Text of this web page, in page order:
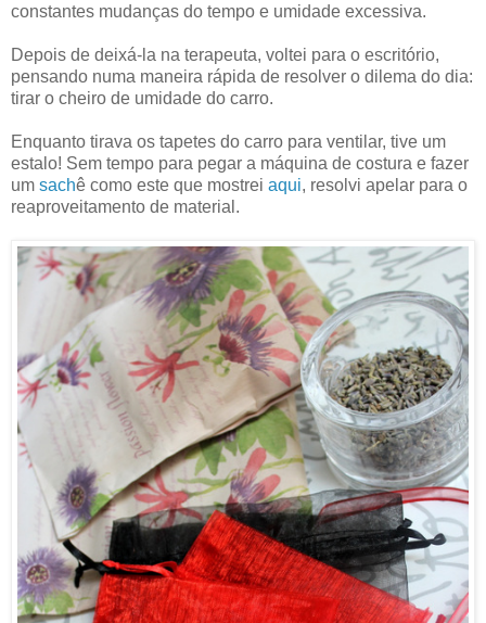
constantes mudanças do tempo e umidade excessiva.
Depois de deixá-la na terapeuta, voltei para o escritório,
pensando numa maneira rápida de resolver o dilema do dia:
tirar o cheiro de umidade do carro.
Enquanto tirava os tapetes do carro para ventilar, tive um
estalo! Sem tempo para pegar a máquina de costura e fazer
um sachê como este que mostrei aqui, resolvi apelar para o
reaproveitamento de material.